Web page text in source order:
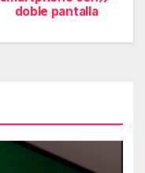
doble pantalla